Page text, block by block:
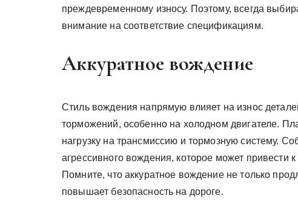
преждевременному износу. Поэтому, всегда
внимание на соответствие спецификациям.
Аккуратное вождение
Стиль вождения напрямую влияет на износ
торможений, особенно на холодном двигателе.
нагрузку на трансмиссию и тормозную систему.
агрессивного вождения, которое может
Помните, что аккуратное вождение не только
повышает безопасность на дороге.